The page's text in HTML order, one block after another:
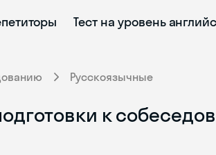
Тест на уровень
Русскоязычные
к